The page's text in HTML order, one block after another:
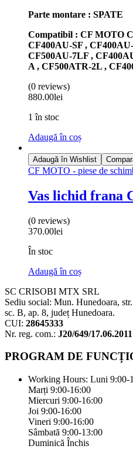
Parte montare : SPATE
Compatibil : CF MOTO
CF400AU-SF ,
CF500AU-7LF ,
A , CF500ATR-2L ,
(0 reviews)
880.00lei
1 în stoc
Adaugă în coș
Adaugă în Wishlist
CF MOTO - piese de
Vas lichid frana
(0 reviews)
370.00lei
În stoc
Adaugă în coș
SC CRISOBI MTX SRL
Sediu social: Mun. Hunedoara,
sc. B, ap. 8, județ Hunedoara.
CUI: 28645333
Nr. reg. com.: J20/649/17.06.2011
PROGRAM DE
Working Hours: Luni 9:00-
Marți 9:00-16:00
Miercuri 9:00-16:00
Joi 9:00-16:00
Vineri 9:00-16:00
Sâmbată 9:00-13:00
Duminică Închis